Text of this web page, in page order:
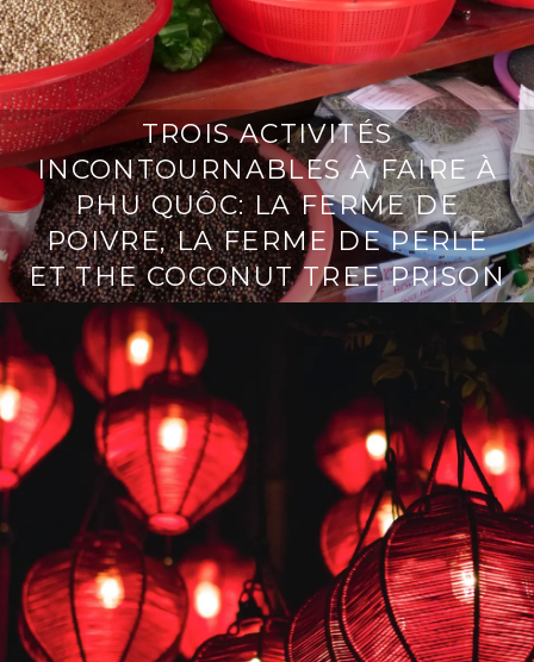
TROIS ACTIVITÉS
INCONTOURNABLES À FAIRE À
PHU QUÔC: LA FERME DE
POIVRE, LA FERME DE PERLE
ET THE COCONUT TREE PRISON